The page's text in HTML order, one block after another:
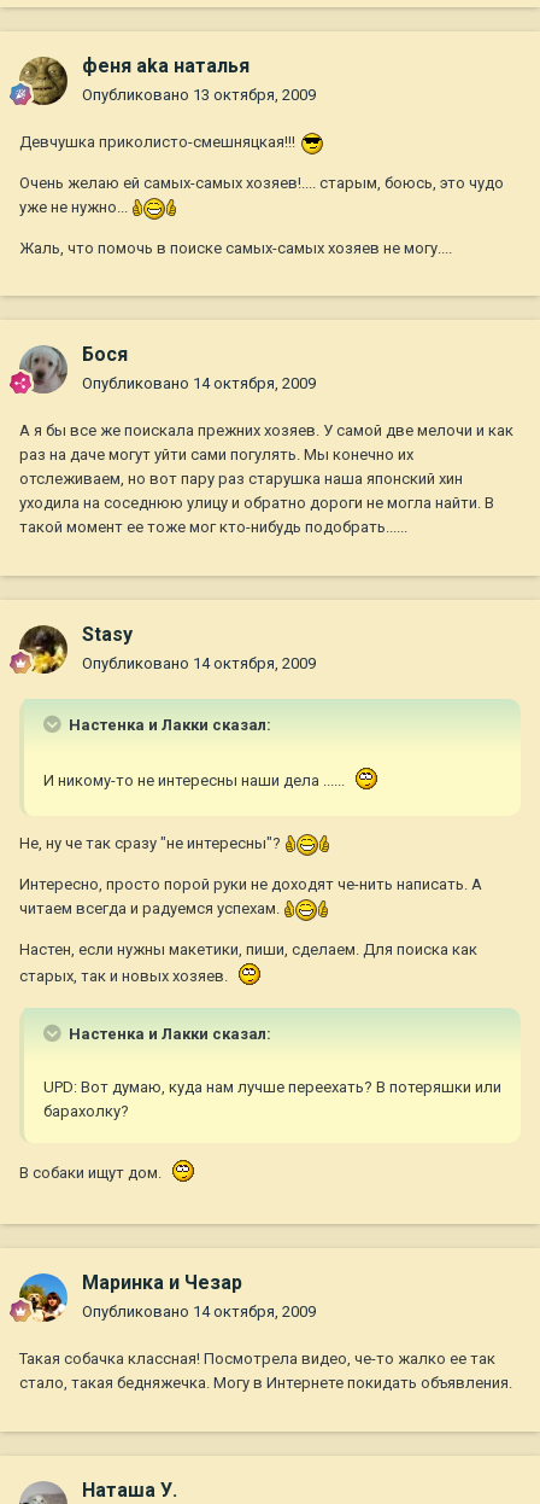
феня aka наталья
Опубликовано 13 октября, 2009
Девчушка приколисто-смешняцкая!!!
Очень желаю ей самых-самых хозяев!.... старым, боюсь, это чудо
уже не нужно...
Жаль, что помочь в поиске самых-самых хозяев не могу....
Бося
Опубликовано 14 октября, 2009
А я бы все же поискала прежних хозяев. У самой две мелочи и как
раз на даче могут уйти сами погулять. Мы конечно их
отслеживаем, но вот пару раз старушка наша японский хин
уходила на соседнюю улицу и обратно дороги не могла найти. В
такой момент ее тоже мог кто-нибудь подобрать......
Stasy
Опубликовано 14 октября, 2009
Настенка и Лакки сказал:
И никому-то не интересны наши дела ......
Не, ну че так сразу "не интересны"?
Интересно, просто порой руки не доходят че-нить написать. А
читаем всегда и радуемся успехам.
Настен, если нужны макетики, пиши, сделаем. Для поиска как
старых, так и новых хозяев.
Настенка и Лакки сказал:
UPD: Вот думаю, куда нам лучше переехать? В потеряшки или
барахолку?
В собаки ищут дом.
Маринка и Чезар
Опубликовано 14 октября, 2009
Такая собачка классная! Посмотрела видео, че-то жалко ее так
стало, такая бедняжечка. Могу в Интернете покидать объявления.
Наташа У.